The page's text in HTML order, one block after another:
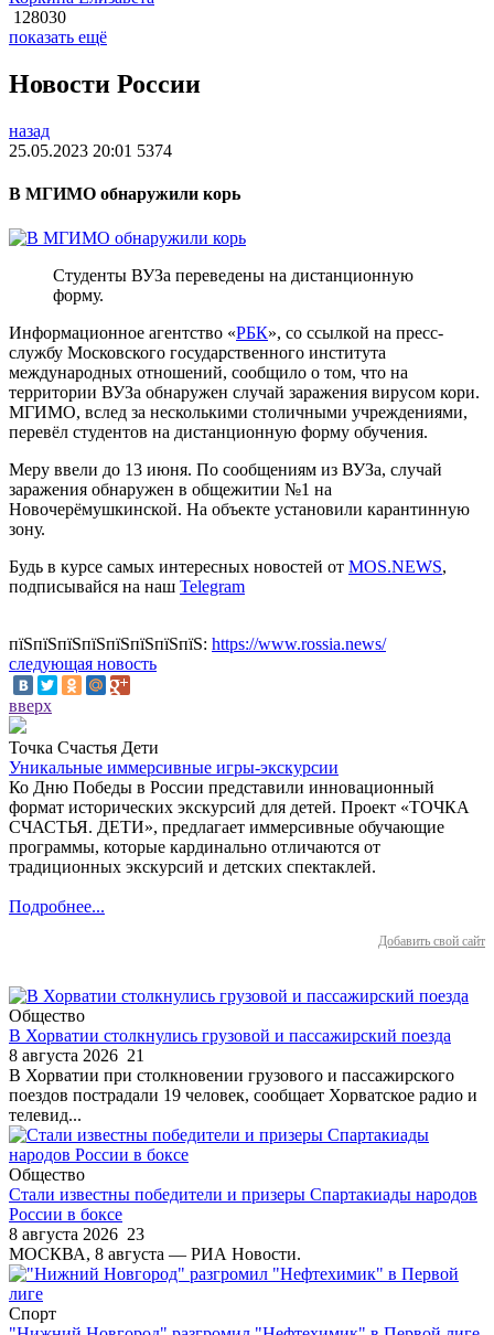
128030
показать ещё
Новости России
назад
25.05.2023 20:01 5374
В МГИМО обнаружили корь
Студенты ВУЗа переведены на дистанционную
форму.
Информационное агентство «РБК», со ссылкой на пресс-
службу Московского государственного института
международных отношений, сообщило о том, что на
территории ВУЗа обнаружен случай заражения вирусом кори.
МГИМО, вслед за несколькими столичными учреждениями,
перевёл студентов на дистанционную форму обучения.
Меру ввели до 13 июня. По сообщениям из ВУЗа, случай
заражения обнаружен в общежитии №1 на
Новочерёмушкинской. На объекте установили карантинную
зону.
Будь в курсе самых интересных новостей от MOS.NEWS,
подписывайся на наш Telegram
пїЅпїЅпїЅпїЅпїЅпїЅпїЅпїЅ: https://www.rossia.news/
следующая новость
вверх
Точка Счастья Дети
Уникальные иммерсивные игры-экскурсии
Ко Дню Победы в России представили инновационный
формат исторических экскурсий для детей. Проект «ТОЧКА
СЧАСТЬЯ. ДЕТИ», предлагает иммерсивные обучающие
программы, которые кардинально отличаются от
традиционных экскурсий и детских спектаклей.
Подробнее...
Добавить свой сайт
Общество
В Хорватии столкнулись грузовой и пассажирский поезда
8 августа 2026 21
В Хорватии при столкновении грузового и пассажирского
поездов пострадали 19 человек, сообщает Хорватское радио и
телевид...
Общество
Стали известны победители и призеры Спартакиады народов
России в боксе
8 августа 2026 23
МОСКВА, 8 августа — РИА Новости.
Спорт